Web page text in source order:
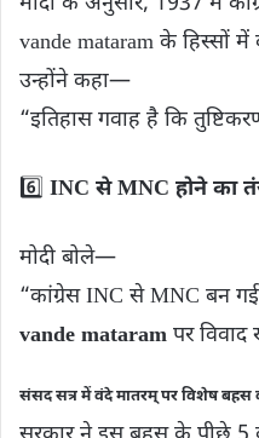
vande mataram के हिस्सों में
उन्होंने कहा—
“इतिहास गवाह है कि
6️⃣ INC से MNC होने का
मोदी बोले—
“कांग्रेस INC से MNC बन
vande mataram पर
संसद सत्र में वंदे मातरम् पर विशेष बहस